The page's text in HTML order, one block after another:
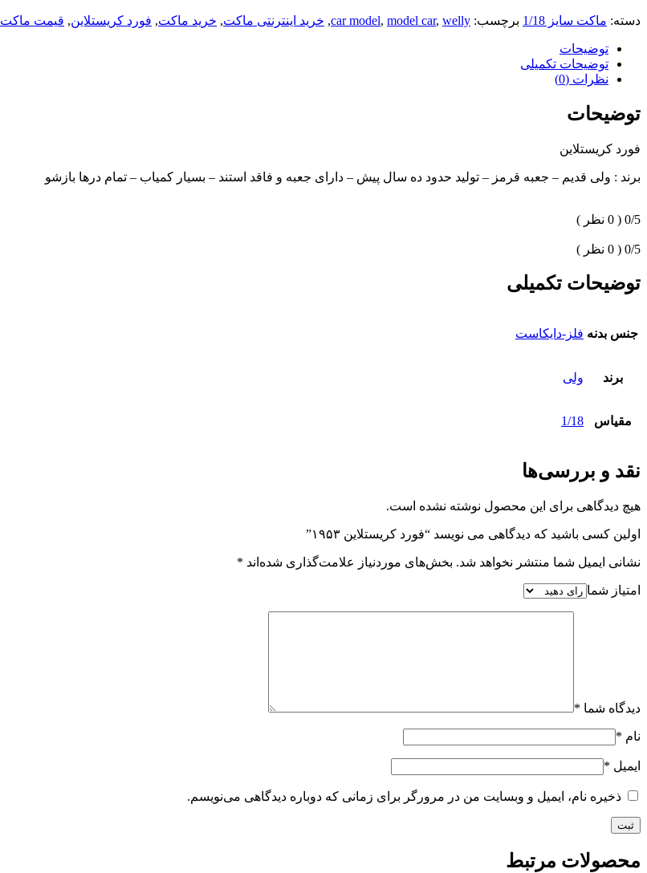
دسته: ماکت سایز 1/18 برچسب: car model, model car, welly
, خرید اینترنتی ماکت, خرید ماکت, فورد کریستلاین, قیمت ماکت
توضیحات
توضیحات تکمیلی
نظرات (0)
توضیحات
فورد کریستلاین
برند : ولی قدیم – جعبه قرمز – تولید حدود ده سال پیش – دارای جعبه و فاقد استند – بسیار کمیاب – تمام درها بازشو
0/5 ( 0 نظر )
0/5 ( 0 نظر )
توضیحات تکمیلی
جنس بدنه فلز-دایکاست
برند ولی
مقیاس 1/18
نقد و بررسی‌ها
هیچ دیدگاهی برای این محصول نوشته نشده است.
اولین کسی باشید که دیدگاهی می نویسد “فورد کریستلاین ۱۹۵۳”
نشانی ایمیل شما منتشر نخواهد شد. بخش‌های موردنیاز علامت‌گذاری شده‌اند *
امتیاز شما
دیدگاه شما *
نام *
ایمیل *
ذخیره نام، ایمیل و وبسایت من در مرورگر برای زمانی که دوباره دیدگاهی می‌نویسم.
محصولات مرتبط